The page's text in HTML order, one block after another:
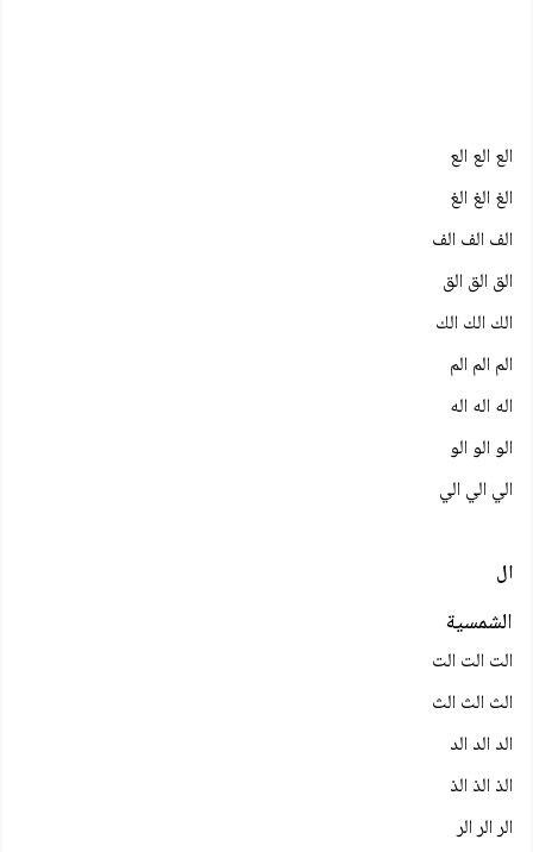
الع الع الع
الغ الغ الغ
الف الف الف
الق الق الق
الك الك الك
الم الم الم
اله اله اله
الو الو الو
الي الي الي
ال
الشمسية
الت الت الت
الث الث الث
الد الد الد
الذ الذ الذ
الر الر الر